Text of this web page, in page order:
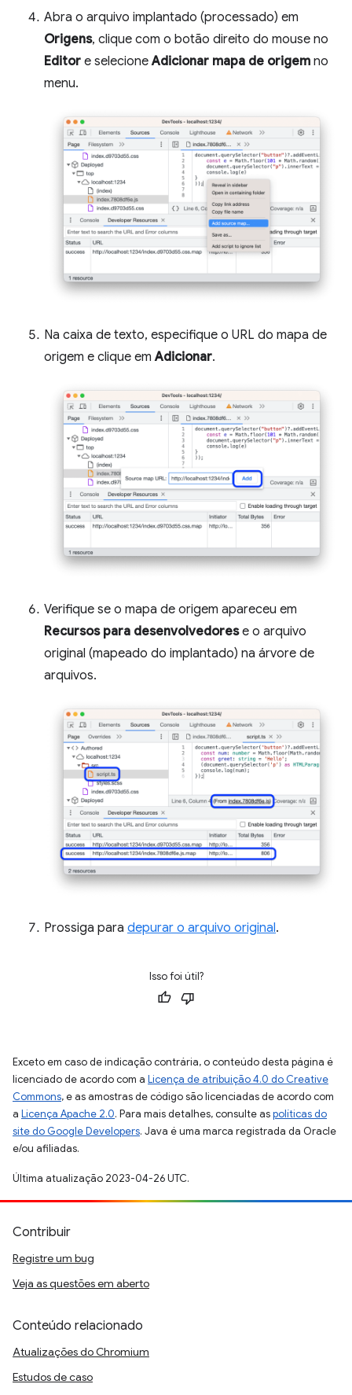
Abra o arquivo implantado (processado) em
Origens, clique com o botão direito do mouse no
Editor e selecioneAdicionar mapa de origem no
menu.
Na caixa de texto, especifique o URL do mapa de
origem e clique emAdicionar.
Verifique se o mapa de origem apareceu em
Recursos para desenvolvedorese o arquivo
original (mapeado do implantado) na árvore de
arquivos.
Prossiga para depurar o arquivo original.
Isso foi útil?
Exceto em caso de indicação contrária, o conteúdo desta página é
licenciado de acordo com a Licença de atribuição 4.0 do Creative
Commons, e as amostras de código são licenciadas de acordo com
a Licença Apache 2.0. Para mais detalhes, consulte aspolíticas do
site do Google Developers. Java é uma marca registrada da Oracle
e/ou afiliadas.
Última atualização 2023-04-26 UTC.
Contribuir
Registre um bug
Veja as questões em aberto
Conteúdo relacionado
Atualizações do Chromium
Estudos de caso